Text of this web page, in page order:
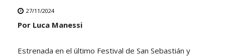
27/11/2024
Por Luca Manessi
Estrenada en el último Festival de San Sebastián y